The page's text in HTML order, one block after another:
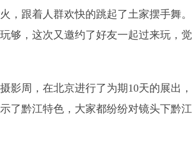
，跟着人群欢快的跳起了土家摆手舞。
够，这次又邀约了好友一起过来玩，觉
影周，在北京进行了为期10天的展出，
了黔江特色，大家都纷纷对镜头下黔江